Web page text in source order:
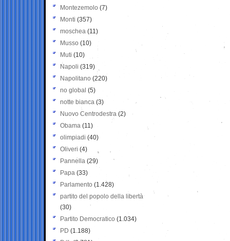
Montezemolo (7)
Monti (357)
moschea (11)
Musso (10)
Muti (10)
Napoli (319)
Napolitano (220)
no global (5)
notte bianca (3)
Nuovo Centrodestra (2)
Obama (11)
olimpiadi (40)
Oliveri (4)
Pannella (29)
Papa (33)
Parlamento (1.428)
partito del popolo della libertà
(30)
Partito Democratico (1.034)
PD (1.188)